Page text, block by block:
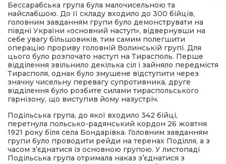
Бессарабська група була малочисельною та
найслабшою. До її складу входило до 300 бійців,
головним завданням групи було демонструвати на
півдні України «основний наступ», відвернувши на
себе увагу більшовиків, тим самим полегшити
операцію прориву головній Волинській групі. Для
цього було розпочато наступ на Тирасполь. Перше
відділення звільнило декілька сіл і зайняло передмістя
Тирасполя, однак було змушене відступити через
значну чисельну перевагу супротивника, друге
відділення було розбите силами тираспольського
гарнізону, що виступив йому назустріч.
Подільська група, до якої входило 342 бійці,
перетнула польсько-радянський кордон 26 жовтня
1921 року біля села Бондарівка. Головним завданням
групи було проводити рейди на теренах Поділля, а з
часом з’єднатися із основною групою. У листопаді
Подільська група отримала наказ з’єднатися з